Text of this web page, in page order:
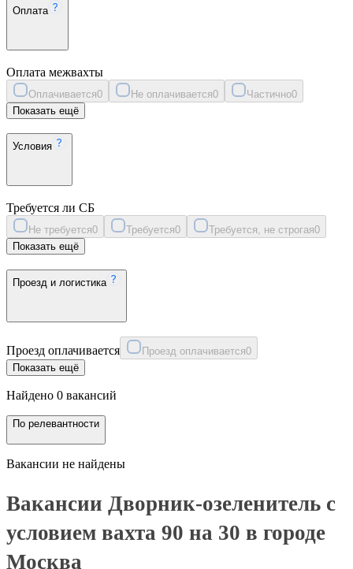
Оплата
Оплата межвахты
Оплачивается0 Не оплачивается0 Частично0
Показать ещё
Условия
Требуется ли СБ
Не требуется0 Требуется0 Требуется, не строгая0
Показать ещё
Проезд и логистика
Проезд оплачивается Проезд оплачивается0
Показать ещё
Найдено 0 вакансий
По релевантности
Вакансии не найдены
Вакансии Дворник-озеленитель с
условием вахта 90 на 30 в городе
Москва